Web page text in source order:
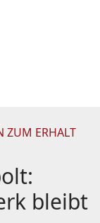
ZUM ERHALT
bleibt